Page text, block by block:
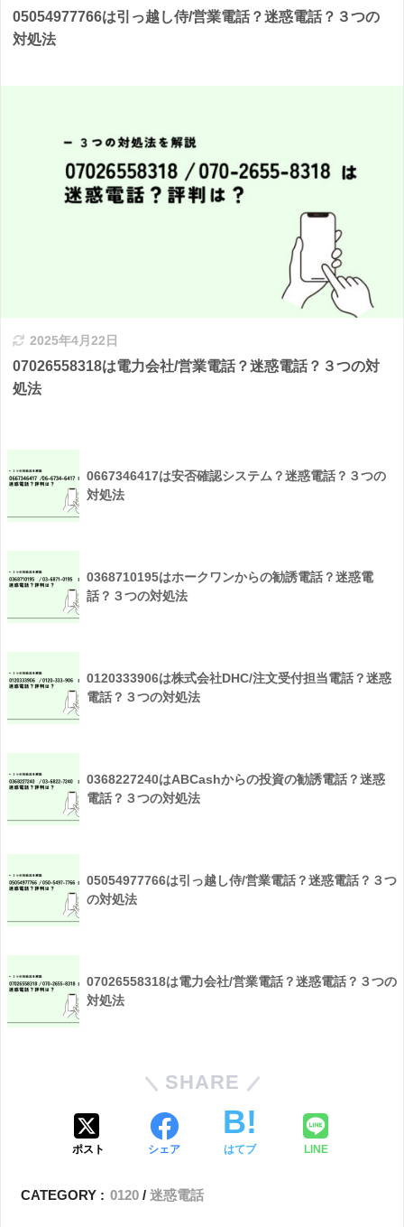
05054977766は引っ越し侍/営業電話？迷惑電話？３つの
対処法
2025年4月22日
07026558318は電力会社/営業電話？迷惑電話？３つの対
処法
0667346417は安否確認システム？迷惑電話？３つの
対処法
0368710195はホークワンからの勧誘電話？迷惑電
話？３つの対処法
0120333906は株式会社DHC/注文受付担当電話？迷惑
電話？３つの対処法
0368227240はABCashからの投資の勧誘電話？迷惑
電話？３つの対処法
05054977766は引っ越し侍/営業電話？迷惑電話？３つ
の対処法
07026558318は電力会社/営業電話？迷惑電話？３つの
対処法
SHARE
ポスト シェア はてブ LINE
CATEGORY : 0120 迷惑電話